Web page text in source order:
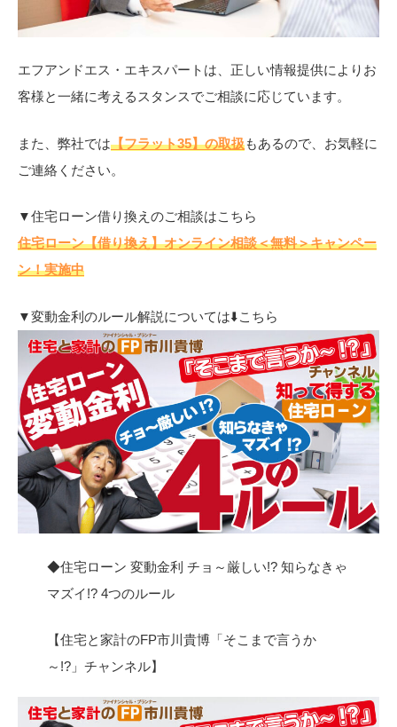
エフアンドエス・エキスパートは、正しい情報提供によりお
客様と一緒に考えるスタンスでご相談に応じています。
また、弊社では【フラット35】の取扱もあるので、お気軽に
ご連絡ください。
▼住宅ローン借り換えのご相談はこちら
住宅ローン【借り換え】オンライン相談＜無料＞キャンペー
ン！実施中
▼変動金利のルール解説については⬇️こちら
◆住宅ローン 変動金利 チョ～厳しい!? 知らなきゃ
マズイ!? 4つのルール
【住宅と家計のFP市川貴博「そこまで言うか
～!?」チャンネル】